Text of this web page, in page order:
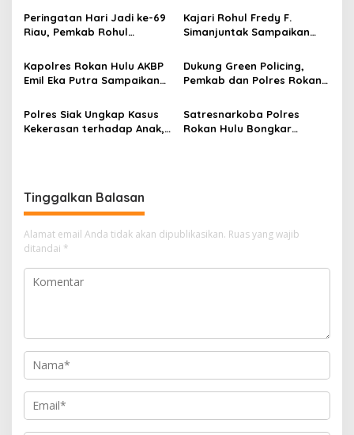
Hukum
Wassa’adah Berjalan Tertib
Peringatan Hari Jadi ke-69
Riau, Pemkab Rohul
Pembangunan dan
Kesejahteraan
Kajari Rohul Fredy F.
Simanjuntak Sampaikan
Riau ke-69
Kapolres Rokan Hulu AKBP
Emil Eka Putra Sampaikan
Wafatnya AIPTU Rinaldi
Dukung Green Policing,
Pemkab dan Polres Rokan
Lingkungan Hidup
Polres Siak Ungkap Kasus
Kekerasan terhadap Anak,
Satresnarkoba Polres
Rokan Hulu Bongkar
Tinggalkan Balasan
Alamat email Anda tidak akan dipublikasikan. Ruas yang wajib
ditandai *